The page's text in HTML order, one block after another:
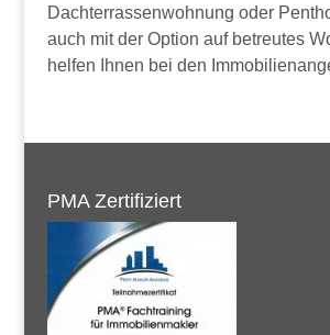
Dachterrassenwohnung oder
auch mit der Option auf betreutes
helfen Ihnen bei den
PMA Zertifiziert